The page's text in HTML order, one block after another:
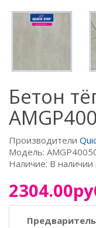
Бетон
Производители
Модель:
Наличие: В наличии